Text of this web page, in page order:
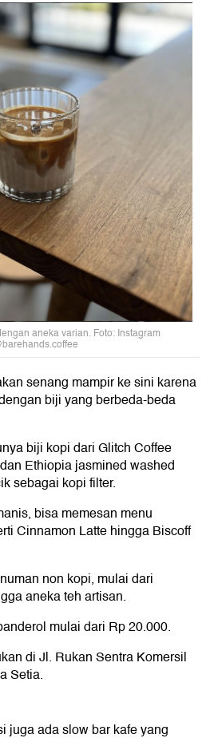
aneka varian. Foto: Instagram
senang mampir ke sini karena
biji yang berbeda-beda
biji kopi dari Glitch Coffee
Ethiopia jasmined washed
sebagai kopi filter.
bisa memesan menu
Cinnamon Latte hingga Biscoff
non kopi, mulai dari
aneka teh artisan.
mulai dari Rp 20.000.
di Jl. Rukan Sentra Komersil
Setia.
juga ada slow bar kafe yang